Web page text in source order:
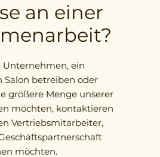
– von ganzen
Scheiben bis hin
Zutaten –
an einer
Unternehmen, ein
Salon betreiben oder
größere Menge unserer
möchten, kontaktieren
Vertriebsmitarbeiter,
möchten.